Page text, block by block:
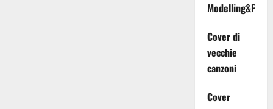
Cover di
vecchie
canzoni
Cover